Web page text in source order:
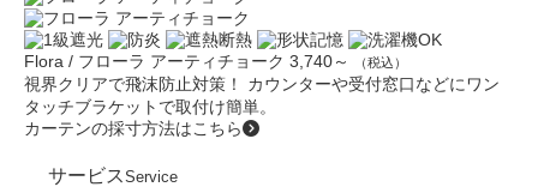
Flora / フローラ アーティチョーク 3,740～ （税込）
視界クリアで飛沫防止対策！ カウンターや受付窓口などにワン
タッチブラケットで取付け簡単。
カーテンの採寸方法はこちら
サービスService